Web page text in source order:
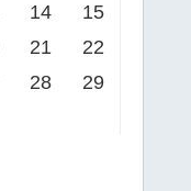
14
15
21
22
28
29